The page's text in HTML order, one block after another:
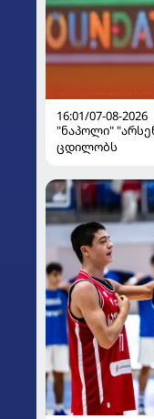
16:01/07-08-2026
"ნაპოლი"
ცდილობს